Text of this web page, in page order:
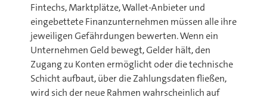
Fintechs, Marktplätze, Wallet-Anbieter und
eingebettete Finanzunternehmen müssen alle ihre
jeweiligen Gefährdungen bewerten. Wenn ein
Unternehmen Geld bewegt, Gelder hält, den
Zugang zu Konten ermöglicht oder die technische
Schicht aufbaut, über die Zahlungsdaten fließen,
wird sich der neue Rahmen wahrscheinlich auf